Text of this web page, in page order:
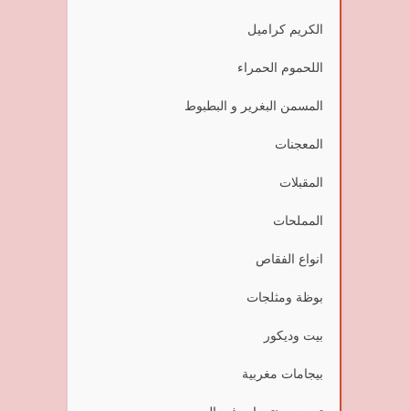
الكريم كراميل
اللحموم الحمراء
المسمن البغرير و البطبوط
المعجنات
المقبلات
المملحات
انواع الفقاص
بوظة ومثلجات
بيت وديكور
بيجامات مغربية